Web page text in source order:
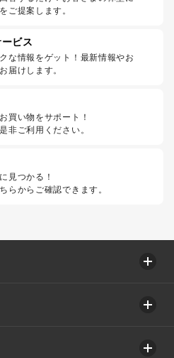
ご提案します。
ビス
な情報をゲット！最新情報やお
届けします。
買い物をサポート！
非ご利用ください。
見つかる！
らからご確認できます。